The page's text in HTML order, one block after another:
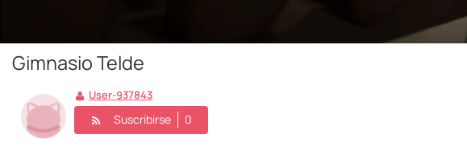
Gimnasio Telde
User-937843
Suscribirse 0